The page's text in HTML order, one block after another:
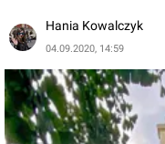
Hania Kowalczyk
04.09.2020, 14:59